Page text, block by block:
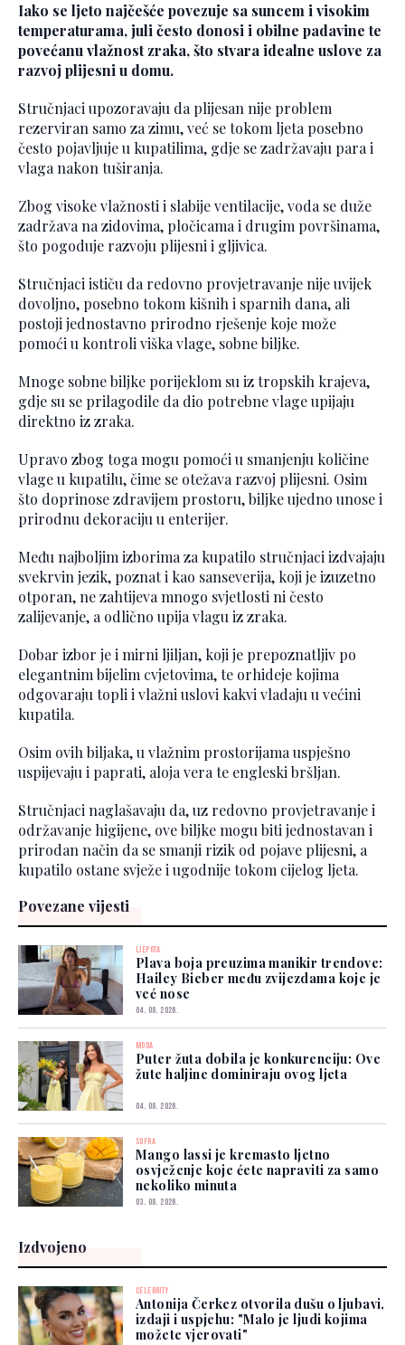
Iako se ljeto najčešće povezuje sa suncem i visokim
temperaturama, juli često donosi i obilne padavine te
povećanu vlažnost zraka, što stvara idealne uslove za
razvoj plijesni u domu.
Stručnjaci upozoravaju da plijesan nije problem
rezerviran samo za zimu, već se tokom ljeta posebno
često pojavljuje u kupatilima, gdje se zadržavaju para i
vlaga nakon tuširanja.
Zbog visoke vlažnosti i slabije ventilacije, voda se duže
zadržava na zidovima, pločicama i drugim površinama,
što pogoduje razvoju plijesni i gljivica.
Stručnjaci ističu da redovno provjetravanje nije uvijek
dovoljno, posebno tokom kišnih i sparnih dana, ali
postoji jednostavno prirodno rješenje koje može
pomoći u kontroli viška vlage, sobne biljke.
Mnoge sobne biljke porijeklom su iz tropskih krajeva,
gdje su se prilagodile da dio potrebne vlage upijaju
direktno iz zraka.
Upravo zbog toga mogu pomoći u smanjenju količine
vlage u kupatilu, čime se otežava razvoj plijesni. Osim
što doprinose zdravijem prostoru, biljke ujedno unose i
prirodnu dekoraciju u enterijer.
Među najboljim izborima za kupatilo stručnjaci izdvajaju
svekrvin jezik, poznat i kao sanseverija, koji je izuzetno
otporan, ne zahtijeva mnogo svjetlosti ni često
zalijevanje, a odlično upija vlagu iz zraka.
Dobar izbor je i mirni ljiljan, koji je prepoznatljiv po
elegantnim bijelim cvjetovima, te orhideje kojima
odgovaraju topli i vlažni uslovi kakvi vladaju u većini
kupatila.
Osim ovih biljaka, u vlažnim prostorijama uspješno
uspijevaju i paprati, aloja vera te engleski bršljan.
Stručnjaci naglašavaju da, uz redovno provjetravanje i
održavanje higijene, ove biljke mogu biti jednostavan i
prirodan način da se smanji rizik od pojave plijesni, a
kupatilo ostane svježe i ugodnije tokom cijelog ljeta.
Povezane vijesti
LJEPOTA
Plava boja preuzima manikir trendove:
Hailey Bieber među zvijezdama koje je
već nose
04. 08. 2026.
MODA
Puter žuta dobila je konkurenciju: Ove
žute haljine dominiraju ovog ljeta
04. 08. 2026.
SOFRA
Mango lassi je kremasto ljetno
osvježenje koje ćete napraviti za samo
nekoliko minuta
03. 08. 2026.
Izdvojeno
CELEBRITY
Antonija Čerkez otvorila dušu o ljubavi,
izdaji i uspjehu: "Malo je ljudi kojima
možete vjerovati"